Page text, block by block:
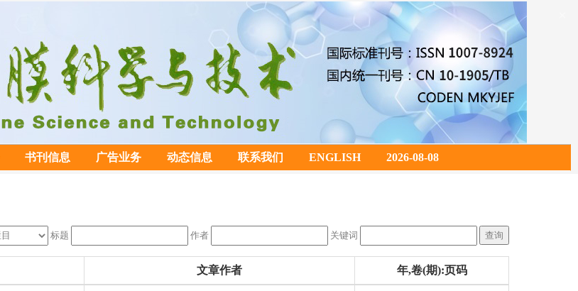
书刊信息 广告业务 动态信息 联系我们 ENGLISH 2026-08-08
标题 作者 关键词
文章作者 年,卷(期):页码